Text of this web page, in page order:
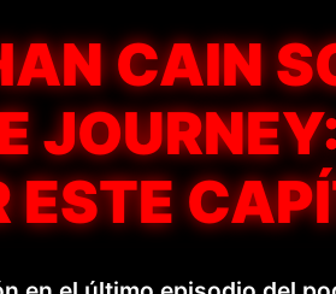
CAIN
ESTE